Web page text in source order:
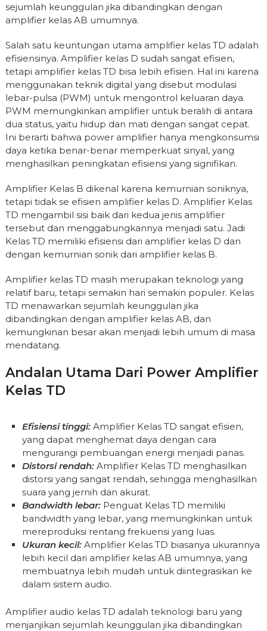
sejumlah keunggulan jika dibandingkan dengan
amplifier kelas AB umumnya.
Salah satu keuntungan utama amplifier kelas TD adalah
efisiensinya. Amplifier kelas D sudah sangat efisien,
tetapi amplifier kelas TD bisa lebih efisien. Hal ini karena
menggunakan teknik digital yang disebut modulasi
lebar-pulsa (PWM) untuk mengontrol keluaran daya.
PWM memungkinkan amplifier untuk beralih di antara
dua status, yaitu hidup dan mati dengan sangat cepat.
Ini berarti bahwa power amplifier hanya mengkonsumsi
daya ketika benar-benar memperkuat sinyal, yang
menghasilkan peningkatan efisiensi yang signifikan.
Amplifier Kelas B dikenal karena kemurnian soniknya,
tetapi tidak se efisien amplifier kelas D. Amplifier Kelas
TD mengambil sisi baik dari kedua jenis amplifier
tersebut dan menggabungkannya menjadi satu. Jadi
Kelas TD memiliki efisiensi dari amplifier kelas D dan
dengan kemurnian sonik dari amplifier kelas B.
Amplifier kelas TD masih merupakan teknologi yang
relatif baru, tetapi semakin hari semakin populer. Kelas
TD menawarkan sejumlah keunggulan jika
dibandingkan dengan amplifier kelas AB, dan
kemungkinan besar akan menjadi lebih umum di masa
mendatang.
Andalan Utama Dari Power Amplifier
Kelas TD
Efisiensi tinggi: Amplifier Kelas TD sangat efisien,
yang dapat menghemat daya dengan cara
mengurangi pembuangan energi menjadi panas.
Distorsi rendah: Amplifier Kelas TD menghasilkan
distorsi yang sangat rendah, sehingga menghasilkan
suara yang jernih dan akurat.
Bandwidth lebar: Penguat Kelas TD memiliki
bandwidth yang lebar, yang memungkinkan untuk
mereproduksi rentang frekuensi yang luas.
Ukuran kecil: Amplifier Kelas TD biasanya ukurannya
lebih kecil dari amplifier kelas AB umumnya, yang
membuatnya lebih mudah untuk diintegrasikan ke
dalam sistem audio.
Amplifier audio kelas TD adalah teknologi baru yang
menjanjikan sejumlah keunggulan jika dibandingkan